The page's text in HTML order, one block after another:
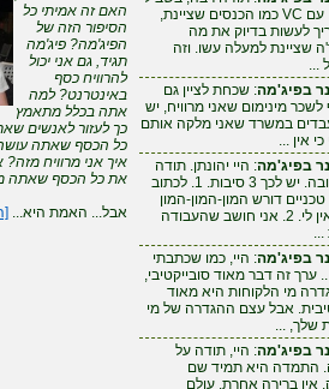
להצליח עם VC כמו הכנסים שציינת,
לעשות בדיוק את מה
שציינת למעלה עשו. וזה
...
בפיג'מה: שכחת לציין גם
מינימום שאני מרוויח, יש
במשרד שאני מלקה אותם
אין ...
בפיג'מה: היי יהונתן. תודה
על התגובה. יש לכך 3 סיבות. 1. לכתוב
דורש המון-המון-המון
זמן - שאין לי. 2. אני חושב שהעבודה
...
בפיג'מה: היי, כמו שכתבתי
ערך זה דבר מאוד סובייקטיבי,
מי הלקוחות היא מאוד
אבל עצם ההגדרה של מי
שלך, ...
בפיג'מה: היי, תודה על
התמדה היא תמיד שם
ברירה אחרת. עולם
האם זה אמיתי כל
הסיפור הזה של
הפיג'מה? פיג'מה
תגיד, גם אני יכול
להרוויח כסף
באינטרנט? למה
אתה בכלל מתאמץ
כך לעזור לאנשים
כל הכסף שאתה
איך אני מרוויח
את כל הכסף שאתה
אבל... האמת היא...